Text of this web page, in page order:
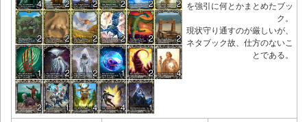
を強引に何とかまとめたブッ
ク。
現状守り通すのが厳しいが、
ネタブック故、仕方のないこ
とである。